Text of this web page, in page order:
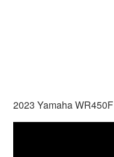
2023 Yamaha